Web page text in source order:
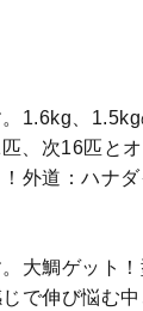
1.6kg、
、次16匹と
外道：ハナ
大鯛ゲット
で伸び悩む